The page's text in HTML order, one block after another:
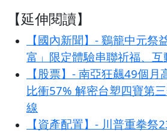
【延伸閱讀】
【國內新聞】- 鷄籠中元祭
富」限定體驗串聯祈福、互
【股票】- 南亞狂飆49個月
比衝57% 解密台塑四寶第
線
【資產配置】- 川普重拳祭